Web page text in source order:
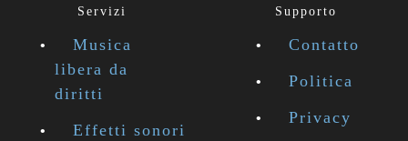
Servizi
Musica
libera da
diritti
Effetti sonori
Supporto
Contatto
Politica
Privacy